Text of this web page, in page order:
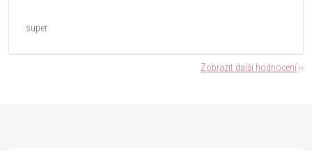
super
Zobrazit další hodnocení